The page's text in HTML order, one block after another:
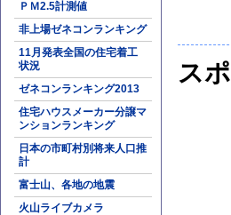
ＰＭ2.5計測値
非上場ゼネコンランキング
11月発表全国の住宅着工
状況
ゼネコンランキング2013
住宅ハウスメーカー分譲マ
ンションランキング
日本の市町村別将来人口推
計
富士山、各地の地震
火山ライブカメラ
ス